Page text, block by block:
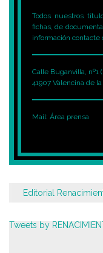
Todos nuestros
fichas, de
información contacte
Calle Buganvilla, nº1
41907 Valencina de
Mail: Área prensa
Editorial
Tweets by